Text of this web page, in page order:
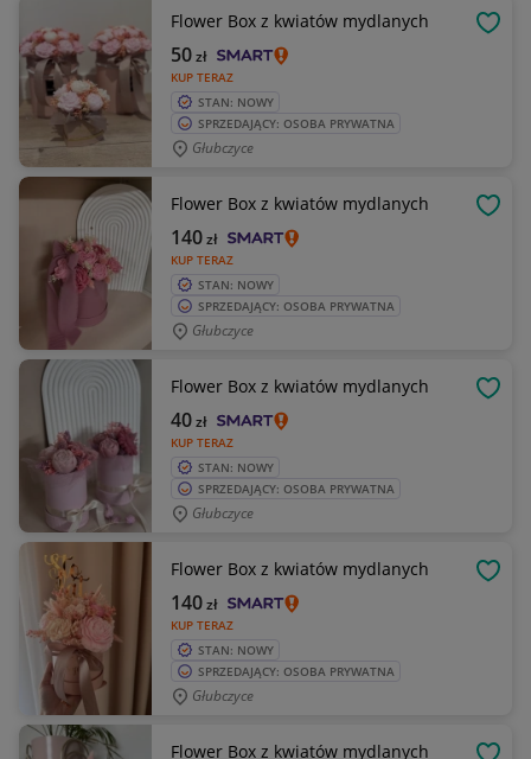
Flower Box z kwiatów mydlanych
KUP TERAZ
50zł
STAN: NOWY
SPRZEDAJĄCY: OSOBA PRYWATNA
Głubczyce
Flower Box z kwiatów mydlanych
KUP TERAZ
140zł
STAN: NOWY
SPRZEDAJĄCY: OSOBA PRYWATNA
Głubczyce
Flower Box z kwiatów mydlanych
KUP TERAZ
40zł
STAN: NOWY
SPRZEDAJĄCY: OSOBA PRYWATNA
Głubczyce
Flower Box z kwiatów mydlanych
KUP TERAZ
140zł
STAN: NOWY
SPRZEDAJĄCY: OSOBA PRYWATNA
Głubczyce
Flower Box z kwiatów mydlanych